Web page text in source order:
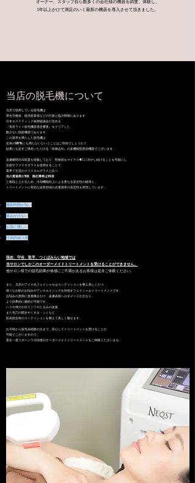
オーナー、スタッフ自ら数多くの会社様の機器を調査、体験し、
1年以上かけて満足のいく最新の機器を導入させて頂きました。
当店の脱毛機について
当店で使用している脱毛機は
厚生労働省、経済産業省などの行政と協力関係にあります
日本エステティック振興協議会が定める
『美容ライト脱毛機器適合審査』をクリアした
数少ない国産機器であります。
この基準を満たした脱毛機は
全体の10%にも満たないということはご存知でしょうか？
結果にも必ずご満足いただける『本物志向』の多機能型美容機器でございます。
皮膚瞬間冷却装置を搭載しており、照射面をマイナス4℃に冷やし続けることを可能にし、
全面サファイヤガラスを使用することで、
業界で主流のクリスタルガラスと比べ、
光の透過率が3倍
熱伝導率は15倍
と格段と上がるため、冷却機能向上による更なる安全性の確保と、
トリートメントに有効な波長領域の光透過率の安定性を実現しています。
施術時間が短い
痛みが少ない
お肌に優しい
圧倒的抜け感
現在、守谷、取手、つくばみらい地域では
当サロンでしかこのオーダーメイドトリートメントを受けることができません。
他サロン様での脱毛効果や体感にご不満があるお客様は是非ご体験ください。
また、当店のアイス光フェイシャルはコンディションを整え美しくかつ
様々なお肌のお悩みやアンチエイジングを目指すフェイシャルトリートメントです。
お悩みの原因に直接働きかけ、皮膚表面へのダメージが少なく、
より効果的に施術が可能です。
ハリや弾力が出てシワやたるみの改善、
また毛穴の開きやくすみ・シミなど
肌表面全体のコンディションを整えて美しく魅せます。
お子様から脱毛未経験の方まで、安心してトリートメントを受けることが
可能でございますので、
是非一度リボーンラボ自慢のオーダーメイドトリートメントをご体験くださいませ。